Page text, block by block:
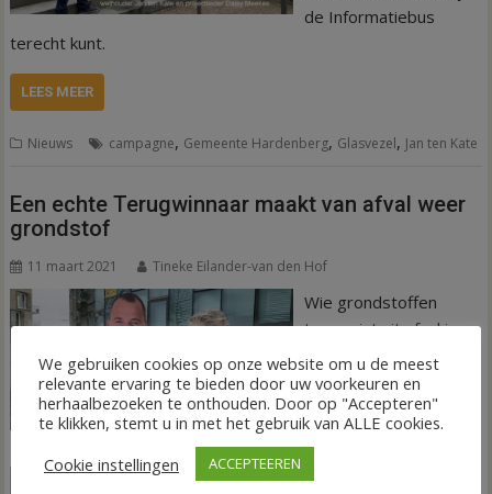
de Informatiebus
terecht kunt.
LEES MEER
Nieuws campagne, Gemeente Hardenberg, Glasvezel, Jan ten Kate
Een echte Terugwinnaar maakt van afval weer
grondstof
11 maart 2021 Tineke Eilander-van den Hof
Wie grondstoffen
terugwint uit afval is
een Terugwinnaar. Zo
luidt de boodschap van
de gemeente
Hardenberg.
We gebruiken cookies op onze website om u de meest
relevante ervaring te bieden door uw voorkeuren en
herhaalbezoeken te onthouden. Door op "Accepteren"
te klikken, stemt u in met het gebruik van ALLE cookies.
Cookie instellingen
ACCEPTEEREN